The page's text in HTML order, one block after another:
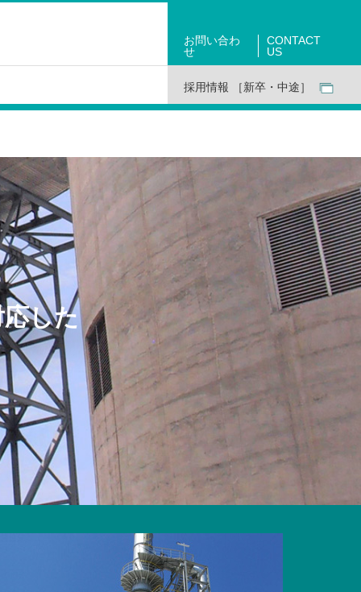
お問い合わ
せ
CONTACT
US
採用情報 ［新卒・中途］
した